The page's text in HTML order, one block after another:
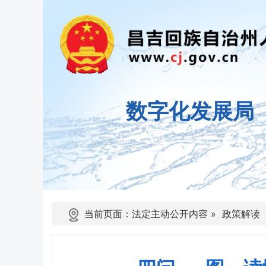
数字化发展局
当前页面： 法定主动公开内容 » 政策解读